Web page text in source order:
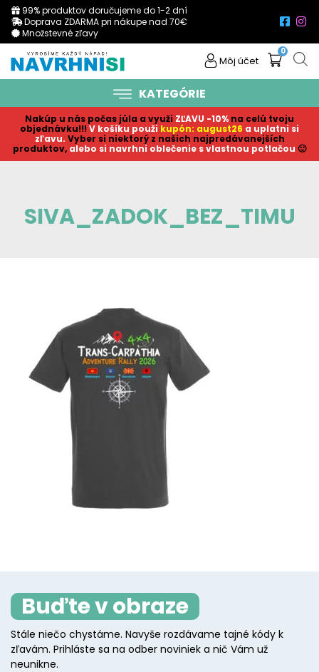
99% produktov doručujeme do 1-2 dní
Doprava ZDARMA pri nákupe nad 70€
Množstevné zľavy
Môj účet
0
KATEGÓRIE
Nakúp u nás počas júla a využi ZĽAVU -10% na celú tvoju
objednávku!!! V košíku použi kupón: august26 a uplatni si
zľavu. Vyber si niektorý z našich najpredávanejších
produktov, alebo si navrhni oblečenie s vlastnou potlačou 🙂
SIVA_ZADOK_BEZ_TIMU
Buďte v obraze
Stále niečo chystáme. Navyše rozdávame tajné kódy k
zľavám. Prihláste sa na odber noviniek a nič Vám už
neunikne.